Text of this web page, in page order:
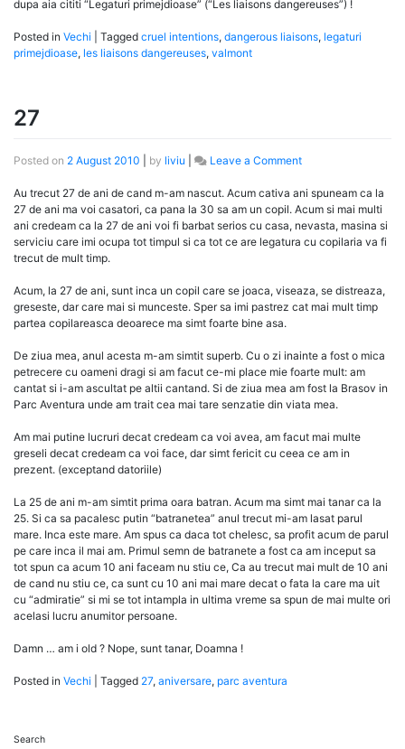
dupa aia cititi “Legaturi primejdioase” (“Les liaisons dangereuses”) !
Posted in Vechi Tagged cruel intentions, dangerous liaisons, legaturi
primejdioase, les liaisons dangereuses, valmont
27
Posted on 2 August 2010 by liviu Leave a Commenton
Au trecut 27 de ani de cand m-am nascut. Acum cativa ani spuneam ca la
27 de ani ma voi casatori, ca pana la 30 sa am un copil. Acum si mai multi
ani credeam ca la 27 de ani voi fi barbat serios cu casa, nevasta, masina si
serviciu care imi ocupa tot timpul si ca tot ce are legatura cu copilaria va fi
trecut de mult timp.
Acum, la 27 de ani, sunt inca un copil care se joaca, viseaza, se distreaza,
greseste, dar care mai si munceste. Sper sa imi pastrez cat mai mult timp
partea copilareasca deoarece ma simt foarte bine asa.
De ziua mea, anul acesta m-am simtit superb. Cu o zi inainte a fost o mica
petrecere cu oameni dragi si am facut ce-mi place mie foarte mult: am
cantat si i-am ascultat pe altii cantand. Si de ziua mea am fost la Brasov in
Parc Aventura unde am trait cea mai tare senzatie din viata mea.
Am mai putine lucruri decat credeam ca voi avea, am facut mai multe
greseli decat credeam ca voi face, dar simt fericit cu ceea ce am in
prezent. (exceptand datoriile)
La 25 de ani m-am simtit prima oara batran. Acum ma simt mai tanar ca la
25. Si ca sa pacalesc putin “batranetea” anul trecut mi-am lasat parul
mare. Inca este mare. Am spus ca daca tot chelesc, sa profit acum de parul
pe care inca il mai am. Primul semn de batranete a fost ca am inceput sa
tot spun ca acum 10 ani faceam nu stiu ce, Ca au trecut mai mult de 10 ani
de cand nu stiu ce, ca sunt cu 10 ani mai mare decat o fata la care ma uit
cu “admiratie” si mi se tot intampla in ultima vreme sa spun de mai multe ori
acelasi lucru anumitor persoane.
Damn … am i old ? Nope, sunt tanar, Doamna !
Posted in Vechi Tagged 27, aniversare, parc aventura
Search